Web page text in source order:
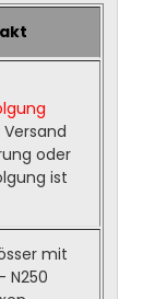
oder
ist
mit
N250